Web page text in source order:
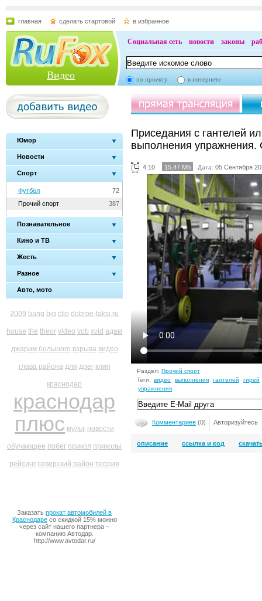
главная сделать стартовой в избранное
Видео
Социальная сеть новости законы
по проекту в интернете
Юмор
Новости
Спорт
72
Футбол
387
Прочий спорт
Познавательное
Кино и ТВ
Жесть
Разное
Авто, мото
2009 bang big clip dobroe-taksi.ru
house the theor video vob xvid адам
джарим большого взрыва видео
глава района для дрег клип
краснодар
краснодар
плюс мульт новости
обучающее побег прикол приколы
рейсинг северский район теория
Заказать прокат автомобилей в
Краснодаресо скидкой 15% можно
через сайт нашего партнера –
компанию Автодар.
http://www.avtodar.ru/
Приседания с гантелей
выполнения
4:10 15,47 Мб Дата: 05 Сентября
Раздел: Прочий спорт
Теги: видео выполнения гантелей
гирей
упражнения
Комментариев (0) Авторизуйтесь
описание ссылка и код